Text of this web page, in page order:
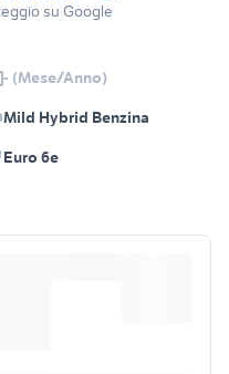
su Google
- (Mese/Anno)
Mild Hybrid Benzina
Euro 6e